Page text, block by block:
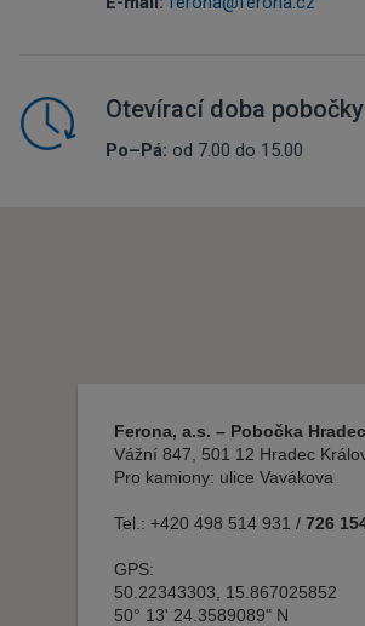
Otevírací doba pobočky
Po–Pá: od 7.00 do 15.00